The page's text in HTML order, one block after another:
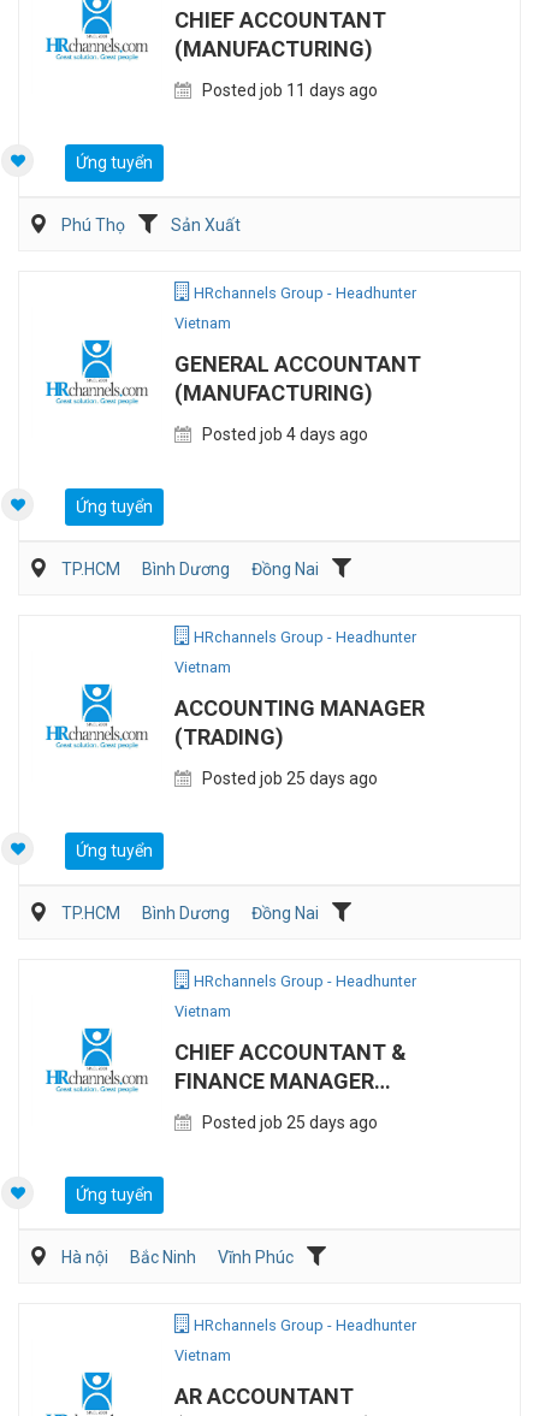
CHIEF ACCOUNTANT
(MANUFACTURING)
Posted job 11 days ago
Ứng tuyển
Phú Thọ Sản Xuất
HRchannels Group - Headhunter
Vietnam
GENERAL ACCOUNTANT
(MANUFACTURING)
Posted job 4 days ago
Ứng tuyển
TP.HCM Bình Dương
Đồng Nai
HRchannels Group - Headhunter
Vietnam
ACCOUNTING MANAGER
(TRADING)
Posted job 25 days ago
Ứng tuyển
TP.HCM Bình Dương Đồng Nai
HRchannels Group - Headhunter
Vietnam
CHIEF ACCOUNTANT &
FINANCE MANAGER
(LOGISTICS)
Posted job 25 days ago
Ứng tuyển
Hà nội Bắc Ninh Vĩnh Phúc
HRchannels Group - Headhunter
Vietnam
AR ACCOUNTANT